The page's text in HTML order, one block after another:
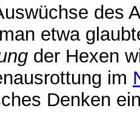
des
etwa
der Hexen
im
Denken